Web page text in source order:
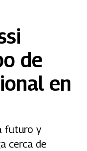
de
en
futuro y
cerca de